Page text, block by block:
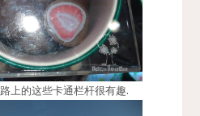
上的这些卡通栏杆很有趣.